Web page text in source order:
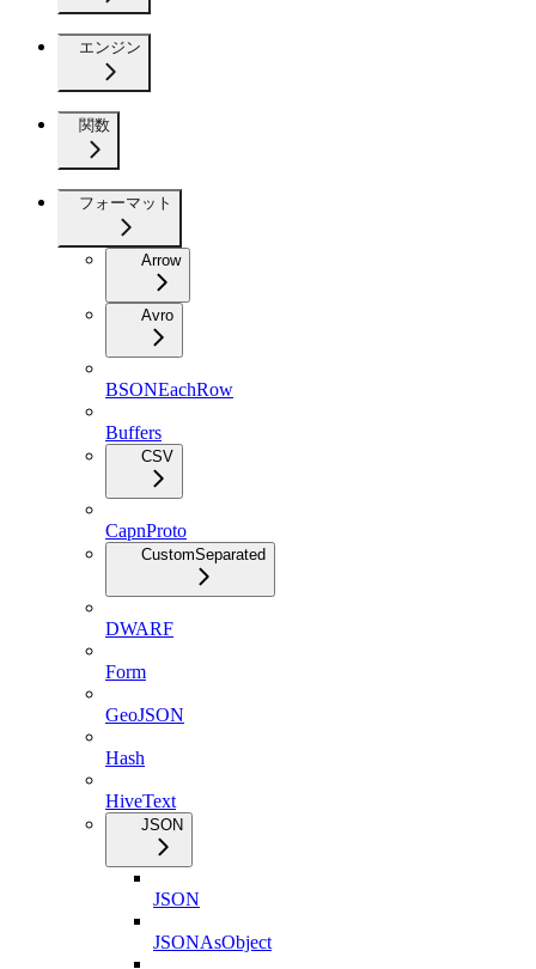
エンジン
関数
フォーマット
Arrow
Avro
BSONEachRow
Buffers
CSV
CapnProto
CustomSeparated
DWARF
Form
GeoJSON
Hash
HiveText
JSON
JSON
JSONAsObject